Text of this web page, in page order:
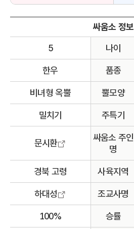
싸움소 정보
나이
5
품종
한우
뿔모양
비녀형 옥뿔
주특기
밀치기
싸움소 주인
명
문시환
사육지역
경북 고령
조교사명
하대성
승률
100%